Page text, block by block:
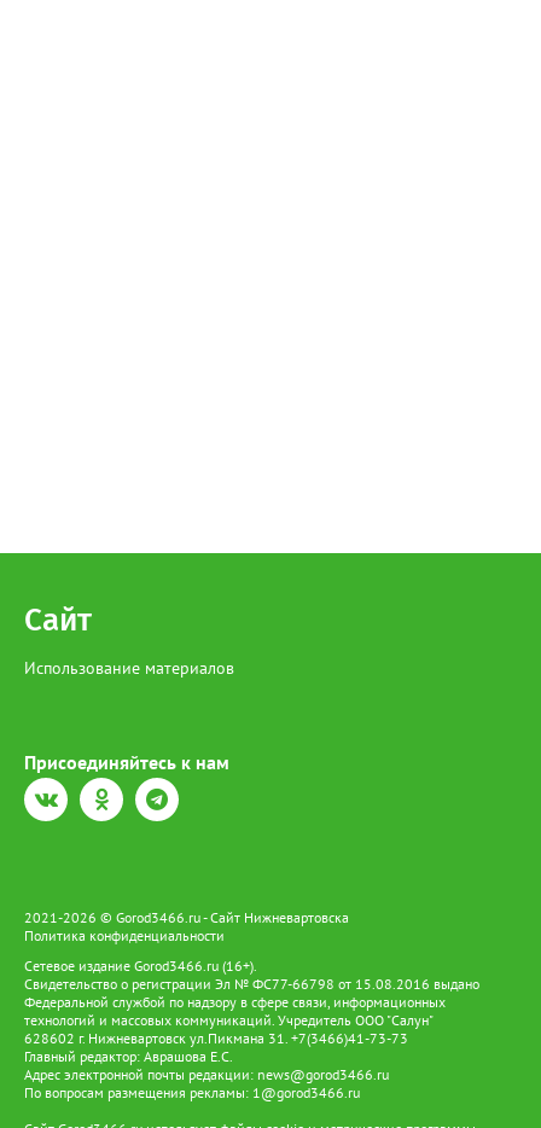
Сайт
Использование материалов
Присоединяйтесь к нам
2021-2026 © Gorod3466.ru - Сайт Нижневартовска
Политика конфиденциальности
Сетевое издание Gorod3466.ru (16+).
Свидетельство о регистрации Эл № ФС77-66798 от 15.08.2016 выдано
Федеральной службой по надзору в сфере связи, информационных
технологий и массовых коммуникаций. Учредитель ООО "Салун"
628602 г. Нижневартовск ул.Пикмана 31. +7(3466)41-73-73
Главный редактор: Аврашова Е.С.
Адрес электронной почты редакции: news@gorod3466.ru
По вопросам размещения рекламы: 1@gorod3466.ru